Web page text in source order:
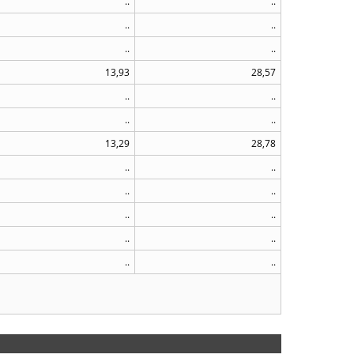
..
..
..
..
13,93
28,57
..
..
..
..
13,29
28,78
..
..
..
..
..
..
..
..
..
..